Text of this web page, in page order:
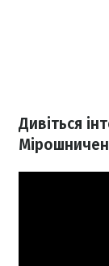
Дивіться